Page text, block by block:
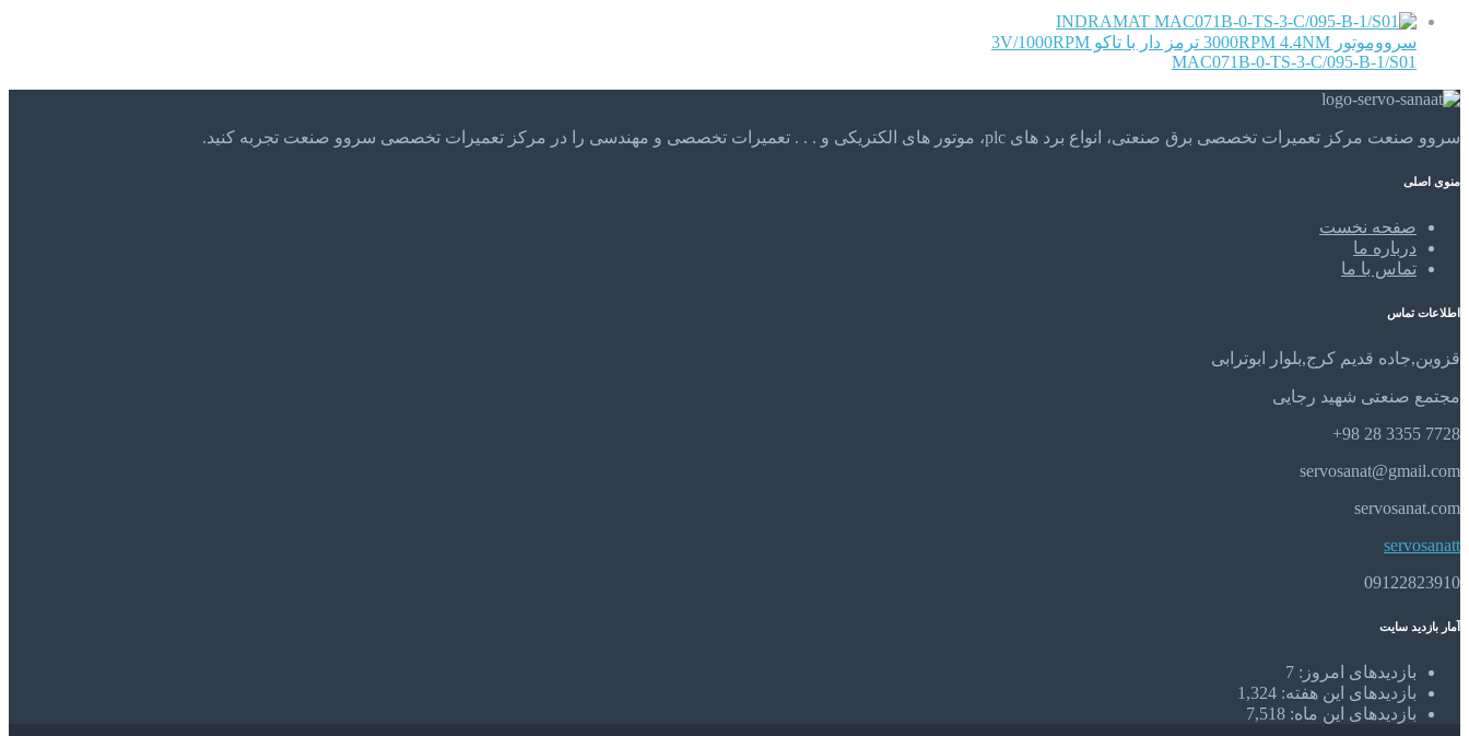
INDRAMAT
سرووموتور 3000RPM 4.4NM ترمز دار با تاکو 3V/1000RPM
MAC071B-0-TS-3-C/095-B-1/S01
سروو صنعت مرکز تعمیرات تخصصی برق صنعتی، انواع برد های plc، موتور های الکتریکی و . . . تعمیرات تخصصی و مهندسی را در مرکز تعمیرات تخصصی سروو صنعت تجربه کنید.
منوی اصلی
صفحه نخست
درباره ما
تماس با ما
اطلاعات تماس
قزوین,جاده قدیم کرج,بلوار ابوترابی
مجتمع صنعتی شهید رجایی
7728 3355 28 98+
servosanat@gmail.com
servosanat.com
servosanatt
09122823910
آمار بازدید سایت
بازدیدهای امروز: 7
بازدیدهای این هفته: 1,324
بازدیدهای این ماه: 7,518